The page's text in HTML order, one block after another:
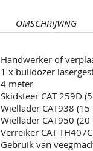
OMSCHRIJVING
Handwerker of
1 x bulldozer
4 meter
Skidsteer CAT 259D
Wiellader CAT938 (15
Wiellader CAT950 (20
Verreiker CAT TH407C
Gebruik van